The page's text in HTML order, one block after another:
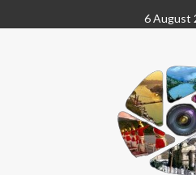
to
6 August